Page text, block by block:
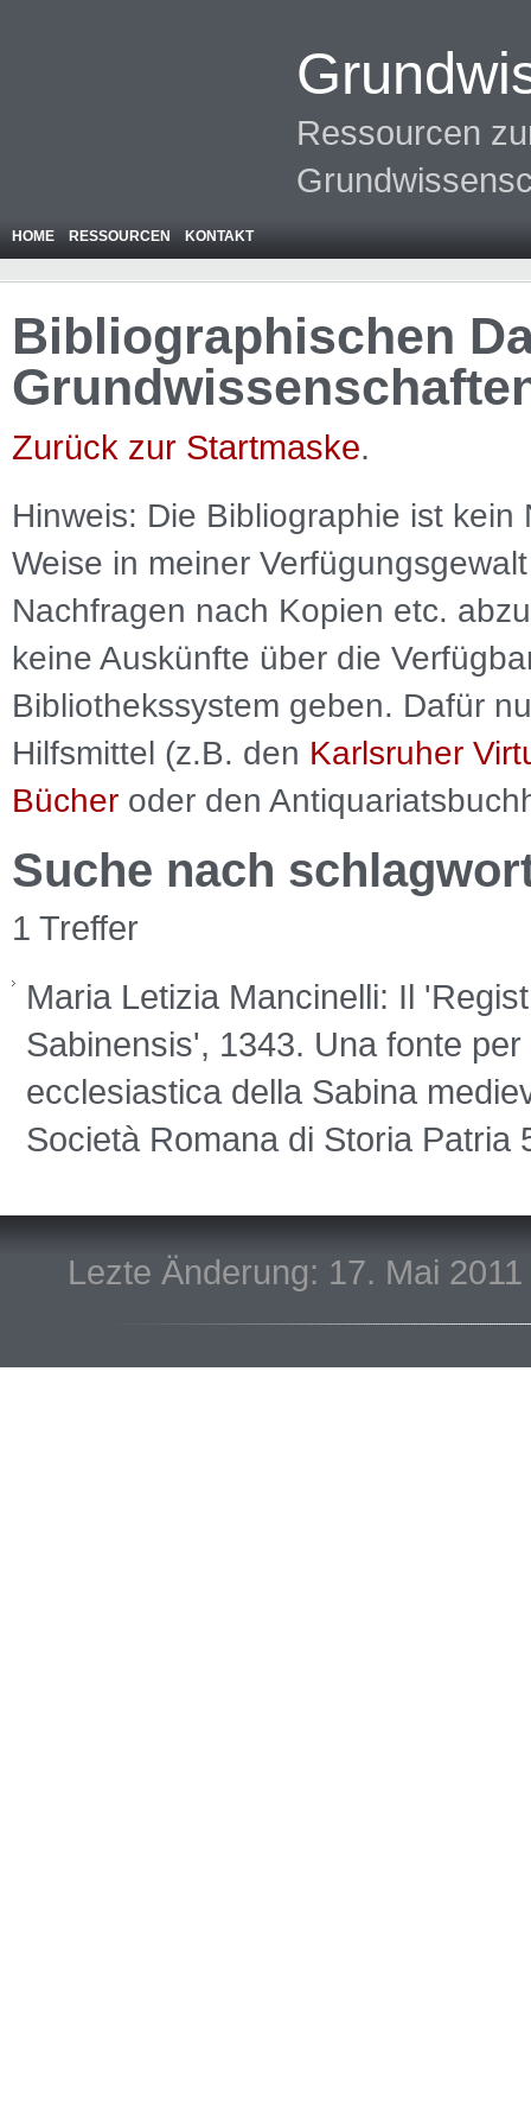
Ressourcen
HOME RESSOURCEN KONTAKT
Bibliographischen
Zurück zur Startmaske.
Hinweis: Die Bibliographie ist kein
Weise in meiner
Nachfragen nach Kopien etc.
keine Auskünfte über die
Bibliothekssystem geben. Dafür
Hilfsmittel (z.B. den Karlsruher
Bücher oder den
Suche nach
1 Treffer
Maria Letizia Mancinelli: Il
Sabinensis', 1343. Una fonte
ecclesiastica della Sabina
Società Romana di Storia Patria
Lezte Änderung: 17. Mai